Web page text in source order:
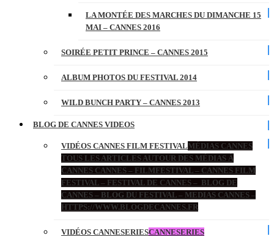
LA MONTÉE DES MARCHES DU DIMANCHE 15
MAI – CANNES 2016
SOIRÉE PETIT PRINCE – CANNES 2015
ALBUM PHOTOS DU FESTIVAL 2014
WILD BUNCH PARTY – CANNES 2013
BLOG DE CANNES VIDEOS
VIDÉOS CANNES FILM FESTIVALMÉDIAS CANNES
TOUS LES ARTICLES AUTOUR DES MÉDIAS À
CANNES CANNES – FILMFESTIVAL – CANNES FILM
FESTIVAL – FESTIVAL DE CANNES – BLOG DE
CANNES – BLOG DU FESTIVAL – MEDIAS CANNES –
HTTPS://WWW.BLOGDECANNES.FR
VIDÉOS CANNESERIESCANNESERIES